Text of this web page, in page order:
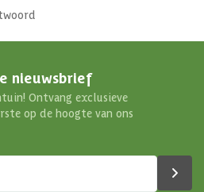
nieuwsbrief
Ontvang exclusieve
op de hoogte van ons